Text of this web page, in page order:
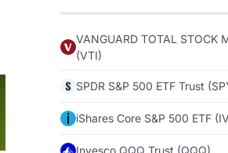
VANGUARD TOTAL STOCK
(VTI)
SPDR S&P 500 ETF Trust
iShares Core S&P 500 ETF
Invesco QQQ Trust (QQQ)